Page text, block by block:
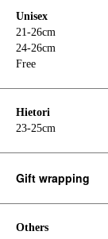
Unisex
21-26cm
24-26cm
Free
Hietori
23-25cm
Gift wrapping
Others